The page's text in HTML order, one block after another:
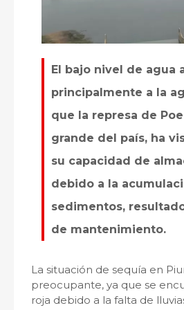
El bajo nivel de agua
principalmente a la
que la represa de
grande del país, ha
su capacidad de
debido a la
sedimentos,
de mantenimiento.
La situación de sequía en
preocupante, ya que se
roja debido a la falta de